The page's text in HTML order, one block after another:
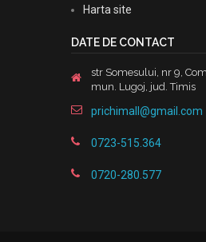
Harta site
DATE DE CONTACT
str Somesului, nr 9,
mun. Lugoj, jud. Timis
prichimall@gmail.com
0723-515.364
0720-280.577